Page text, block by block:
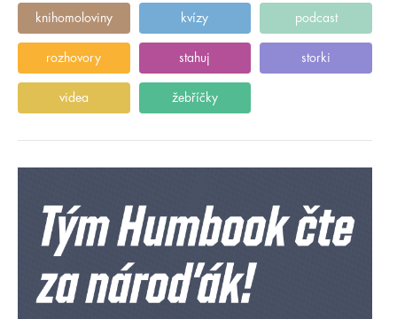
knihomoloviny kvízy podcast
rozhovory stahuj storki
videa žebříčky